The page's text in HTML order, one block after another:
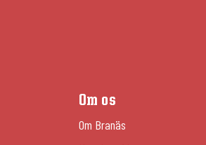
Om os
Om Branäs